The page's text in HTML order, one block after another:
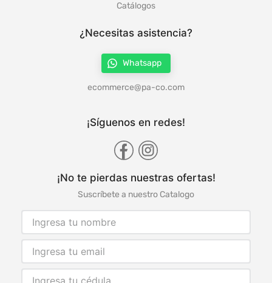
Catálogos
¿Necesitas asistencia?
Whatsapp
ecommerce@pa-co.com
¡Síguenos en redes!
¡No te pierdas nuestras ofertas!
Suscríbete a nuestro Catalogo